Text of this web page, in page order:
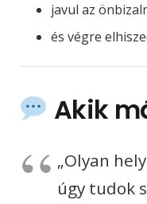
javul az
és végre
Akik
„Olyan
úgy tudok